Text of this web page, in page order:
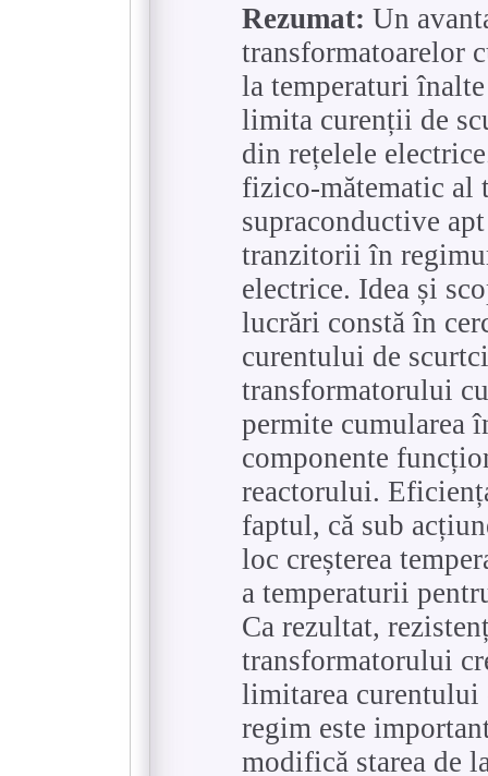
Rezumat: Un
transformatoarelor
la temperaturi
limita curenții de
din rețelele
fizico-mătematic al
supraconductive
tranzitorii în
electrice. Idea și
lucrări constă în
curentului de
transformatorului
permite cumularea
componente
reactorului.
faptul, că sub
loc creșterea
a temperaturii
Ca rezultat,
transformatorului
limitarea curentului
regim este
modifică starea de